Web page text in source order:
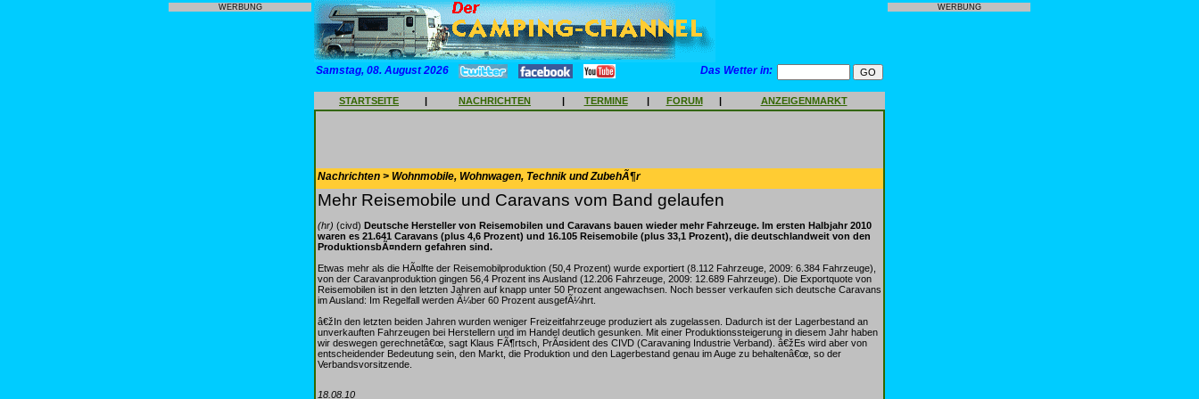
WERBUNG
Samstag, 08. August 2026 Das Wetter in:
STARTSEITE | NACHRICHTEN | TERMINE | FORUM | ANZEIGENMARKT
Nachrichten > Wohnmobile, Wohnwagen, Technik und ZubehÃ¶r
Mehr Reisemobile und Caravans vom Band gelaufen
(hr) (civd) Deutsche Hersteller von Reisemobilen und Caravans bauen wieder mehr Fahrzeuge. Im ersten Halbjahr 2010
waren es 21.641 Caravans (plus 4,6 Prozent) und 16.105 Reisemobile (plus 33,1 Prozent), die deutschlandweit von den
ProduktionsbÃ¤ndern gefahren sind.
Etwas mehr als die HÃ¤lfte der Reisemobilproduktion (50,4 Prozent) wurde exportiert (8.112 Fahrzeuge, 2009: 6.384 Fahrzeuge),
von der Caravanproduktion gingen 56,4 Prozent ins Ausland (12.206 Fahrzeuge, 2009: 12.689 Fahrzeuge). Die Exportquote von
Reisemobilen ist in den letzten Jahren auf knapp unter 50 Prozent angewachsen. Noch besser verkaufen sich deutsche Caravans
im Ausland: Im Regelfall werden Ã¼ber 60 Prozent ausgefÃ¼hrt.
â€žIn den letzten beiden Jahren wurden weniger Freizeitfahrzeuge produziert als zugelassen. Dadurch ist der Lagerbestand an
unverkauften Fahrzeugen bei Herstellern und im Handel deutlich gesunken. Mit einer Produktionssteigerung in diesem Jahr haben
wir deswegen gerechnetâ€œ, sagt Klaus FÃ¶rtsch, PrÃ¤sident des CIVD (Caravaning Industrie Verband). â€žEs wird aber von
entscheidender Bedeutung sein, den Markt, die Produktion und den Lagerbestand genau im Auge zu behaltenâ€œ, so der
Verbandsvorsitzende.
18.08.10
WERBUNG